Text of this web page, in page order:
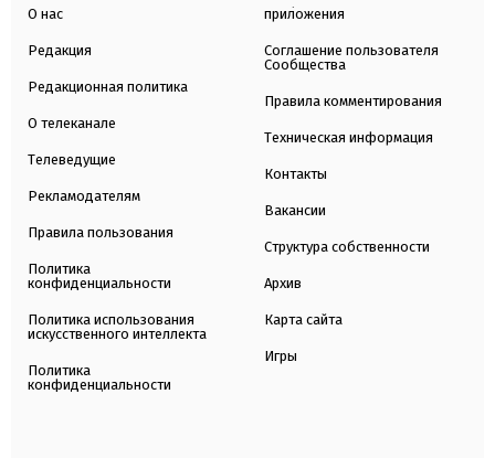
О нас
Редакция
Редакционная политика
О телеканале
Телеведущие
Рекламодателям
Правила пользования
Политика
конфиденциальности
Политика использования
искусственного интеллекта
Политика
конфиденциальности
приложения
Соглашение пользователя
Сообщества
Правила комментирования
Техническая информация
Контакты
Вакансии
Структура собственности
Архив
Карта сайта
Игры